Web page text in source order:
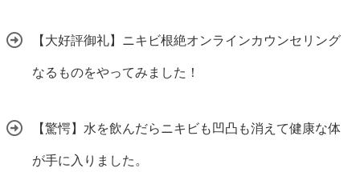
【大好評御礼】ニキビ根絶オンラインカウンセリング
なるものをやってみました！
【驚愕】水を飲んだらニキビも凹凸も消えて健康な体
が手に入りました。